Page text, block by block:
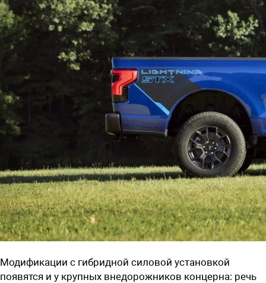
Модификации с гибридной силовой установкой
появятся и у крупных внедорожников концерна: речь